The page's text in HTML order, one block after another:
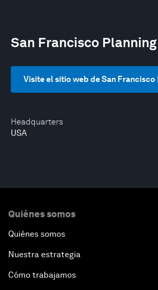
Headquarters
USA
San Francisco Planning
Visite el sitio web de San Francisco
Quiénes somos
Quiénes somos
Nuestra estrategia
Cómo trabajamos